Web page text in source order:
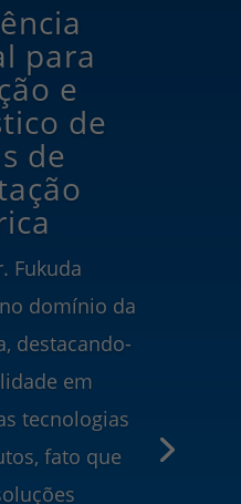
para
e
de
de
Fukuda
domínio da
destacando-
em
tecnologias
fato que